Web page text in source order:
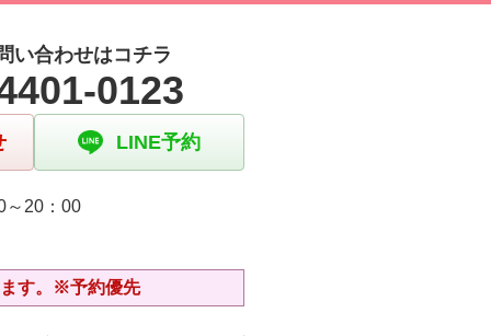
い合わせはコチラ
0123
LINE予約
～20：00
ます。※予約優先